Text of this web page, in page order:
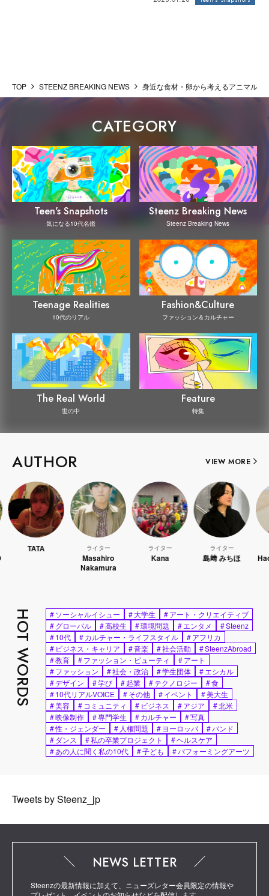
TOP STEENZ BREAKING NEWS 身近な食材・卵から考えるアニマル
CATEGORY
Teen's Snapshots
気になる10代名鑑
Steenz Breaking News
Steenz Breaking News
Teenage Realities
10代のリアル
Fashion&Culture
ファッション＆カルチャー
The Real World
世の中
Feature
特集
AUTHOR VIEW MORE
TATA ライター
Masahiro
Nakamura
ライター
Kana
ライター
島﨑 みちほ Hao
HOT WORDS #ソーシャルイシュー #大学生 #アート・クリエイティブ
#グローバル #高校生 #環境問題 #エンタメ #Steenz
#10代 #カルチャー・ライフスタイル #アフリカ
# ビジネス・キャリア #音楽 #社会活動 #SteenzAbroad
#教育 #ファッション・ビューティ #アート
#ファッション #社会・政治 #学生団体 #エシカル
#デザイン #学び #起業 #テクノロジー #食
#10代リアルVOICE #その他 #イベント #美大生
#美容 # コミュニティ # ビジネス #アジア #北米
#映像制作 #専門学生 #カルチャー #写真
#性・ジェンダー # 人権問題 #ヨーロッパ #バンド
#ダンス #私の卒業プロジェクト #ヘルスケア
#あの人に聞く私の10代 #子ども #パフォーミングアーツ
Tweets by Steenz_jp
NEWS LETTER
Steenzの最新情報に加えて、ニューズレター会員限定の情報や